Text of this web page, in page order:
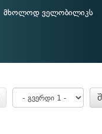
მხოლოდ ველობილიკს